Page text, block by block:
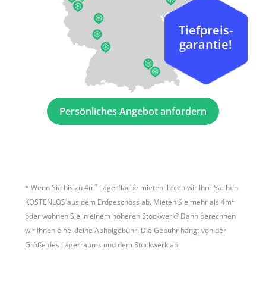
Persönliches Angebot anfordern
Tiefpreis-
garantie!
*Wenn Sie bis zu 4m² Lagerfläche mieten, holen wir Ihre Sachen
KOSTENLOS aus dem Erdgeschoss ab. Mieten Sie mehr als 4m²
oder wohnen Sie in einem höheren Stockwerk? Dann berechnen
wir Ihnen eine kleine Abholgebühr. Die Gebühr hängt von der
Größe des Lagerraums und dem Stockwerk ab.